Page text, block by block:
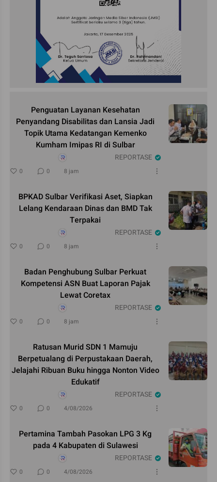
Penguatan Layanan Kesehatan
Penyandang Disabilitas dan Lansia Jadi
Topik Utama Kedatangan Kemenko
Kumham Imipas RI di Sulbar
REPORTASE
0 0 8 jam
BPKAD Sulbar Verifikasi Aset, Siapkan
Lelang Kendaraan Dinas dan BMD Tak
Terpakai
REPORTASE
0 0 8 jam
Badan Penghubung Sulbar Perkuat
Kompetensi ASN Buat Laporan Pajak
Lewat Coretax
REPORTASE
0 0 8 jam
Ratusan Murid SDN 1 Mamuju
Berpetualang di Perpustakaan Daerah,
Jelajahi Ribuan Buku hingga Nonton Video
Edukatif
REPORTASE
0 0 4/08/2026
Pertamina Tambah Pasokan LPG 3 Kg
pada 4 Kabupaten di Sulawesi
REPORTASE
0 0 4/08/2026